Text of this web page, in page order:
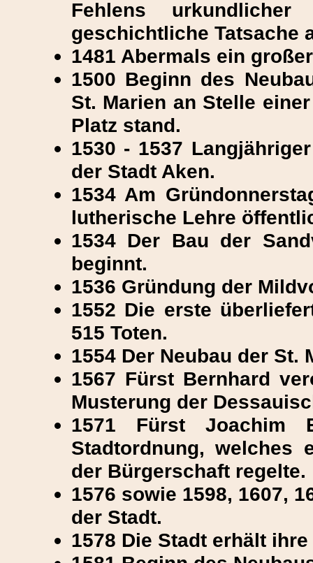
Fehlens
geschichtliche Tatsache
1481 Abermals ein
1500 Beginn des
St. Marien an Stelle
Platz stand.
1530 - 1537
der Stadt Aken.
1534 Am
lutherische Lehre
1534 Der Bau der
beginnt.
1536 Gründung der
1552 Die erste
515 Toten.
1554 Der Neubau der
1567 Fürst Bernhard
Musterung der
1571 Fürst Joachim
Stadtordnung, welches
der Bürgerschaft regelte.
1576 sowie 1598, 1607,
der Stadt.
1578 Die Stadt erhält